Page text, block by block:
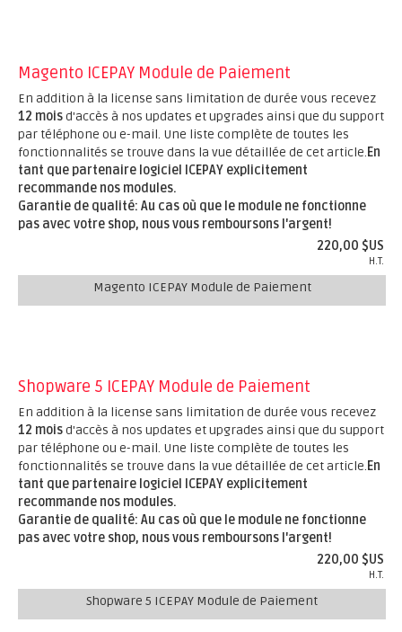
Magento ICEPAY Module de Paiement
En addition à la license sans limitation de durée vous recevez
12 moisd'accès à nos updates et upgrades ainsi que du support
par téléphone ou e-mail. Une liste complète de toutes les
fonctionnalités se trouve dans la vue détaillée de cet article.En
tant que partenaire logiciel ICEPAY explicitement
recommande nos modules.
Garantie de qualité: Au cas où que le module ne fonctionne
pas avec votre shop, nous vous remboursons l'argent!
220,00 $US
H.T.
Magento ICEPAY Module de Paiement
Shopware 5 ICEPAY Module de Paiement
En addition à la license sans limitation de durée vous recevez
12 moisd'accès à nos updates et upgrades ainsi que du support
par téléphone ou e-mail. Une liste complète de toutes les
fonctionnalités se trouve dans la vue détaillée de cet article.En
tant que partenaire logiciel ICEPAY explicitement
recommande nos modules.
Garantie de qualité: Au cas où que le module ne fonctionne
pas avec votre shop, nous vous remboursons l'argent!
220,00 $US
H.T.
Shopware 5 ICEPAY Module de Paiement